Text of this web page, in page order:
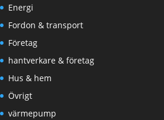
Energi
Fordon & transport
Företag
hantverkare & företag
Hus & hem
Övrigt
värmepump